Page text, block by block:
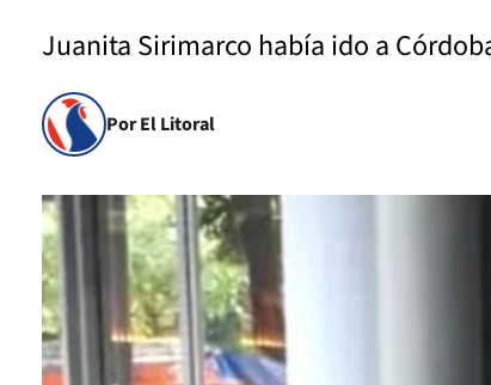
Juanita Sirimarco había ido a
Por El Litoral